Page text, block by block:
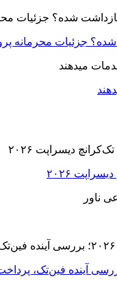
جزئیات محرمانه